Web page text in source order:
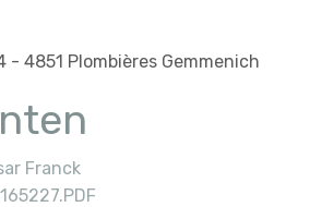
- 4851 Plombières Gemmenich
Franck